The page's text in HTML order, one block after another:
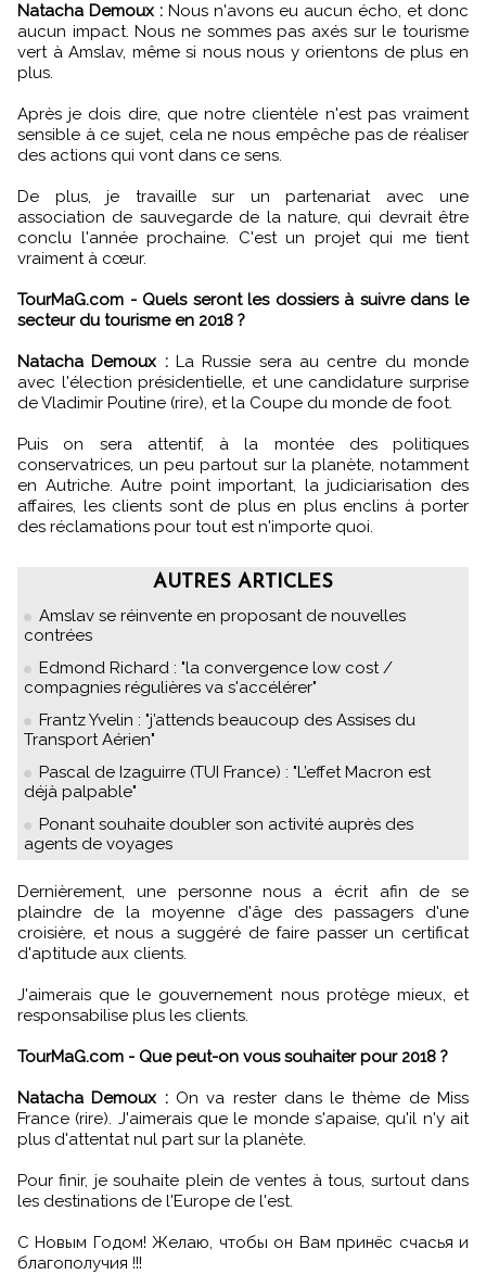
Natacha Demoux : Nous n'avons eu aucun écho, et donc
aucun impact. Nous ne sommes pas axés sur le tourisme
vert à Amslav, même si nous nous y orientons de plus en
plus.
Après je dois dire, que notre clientèle n'est pas vraiment
sensible à ce sujet, cela ne nous empêche pas de réaliser
des actions qui vont dans ce sens.
De plus, je travaille sur un partenariat avec une
association de sauvegarde de la nature, qui devrait être
conclu l'année prochaine. C'est un projet qui me tient
vraiment à cœur.
TourMaG.com - Quels seront les dossiers à suivre dans le
secteur du tourisme en 2018 ?
Natacha Demoux :La Russie sera au centre du monde
avec l'élection présidentielle, et une candidature surprise
de Vladimir Poutine (rire), et la Coupe du monde de foot.
Puis on sera attentif, à la montée des politiques
conservatrices, un peu partout sur la planète, notamment
en Autriche. Autre point important, la judiciarisation des
affaires, les clients sont de plus en plus enclins à porter
des réclamations pour tout est n'importe quoi.
AUTRES ARTICLES
Amslav se réinvente en proposant de nouvelles
contrées
Edmond Richard : "la convergence low cost /
compagnies régulières va s'accélérer"
Frantz Yvelin : "j’attends beaucoup des Assises du
Transport Aérien"
Pascal de Izaguirre (TUI France) : "L’effet Macron est
déjà palpable"
Ponant souhaite doubler son activité auprès des
agents de voyages
Dernièrement, une personne nous a écrit afin de se
plaindre de la moyenne d'âge des passagers d'une
croisière, et nous a suggéré de faire passer un certificat
d'aptitude aux clients.
J'aimerais que le gouvernement nous protège mieux, et
responsabilise plus les clients.
TourMaG.com - Que peut-on vous souhaiter pour 2018 ?
Natacha Demoux :On va rester dans le thème de Miss
France (rire). J'aimerais que le monde s'apaise, qu'il n'y ait
plus d'attentat nul part sur la planète.
Pour finir, je souhaite plein de ventes à tous, surtout dans
les destinations de l'Europe de l'est.
С Новым Годом! Желаю, чтобы он Вам принёс счасья и
благополучия !!!